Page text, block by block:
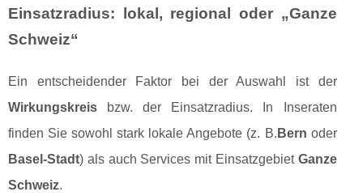
Einsatzradius: lokal, regional oder „Ganze
Schweiz“
Ein entscheidender Faktor bei der Auswahl ist der
Wirkungskreis bzw. der Einsatzradius. In Inseraten
finden Sie sowohl stark lokale Angebote (z. B. Bern oder
Basel-Stadt) als auch Services mit Einsatzgebiet Ganze
Schweiz.